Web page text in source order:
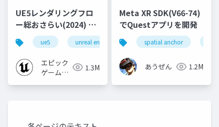
UE5レンダリングフロ
ー総おさらい(2024) 基
礎編！
[CEDEC+KYUSHU
2024]
ue5 unreal engine ue-rendering
エピック
ゲームズ
1.3M
Meta XR SDK(V66-74)
でQuestアプリを開発
spatial anchor
あうぜん 1.2M